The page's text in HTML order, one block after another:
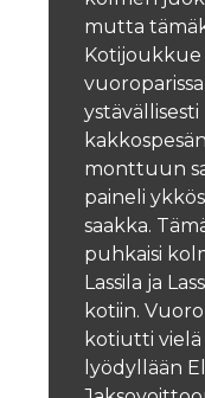
mutta
Kotijoukkue
monttuun
paineli
saakka.
puhkaisi
Lassila ja
kotiin.
kotiutti
lyödyllään